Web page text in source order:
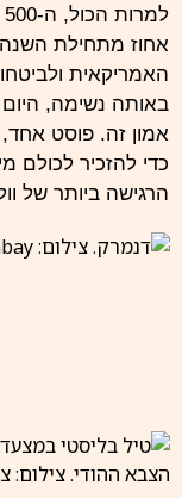
אחוז מתחילת
האמריקאית
באותה נשימה,
אמון זה. פוסט
כדי להזכיר לכולם
הרגישה ביותר של